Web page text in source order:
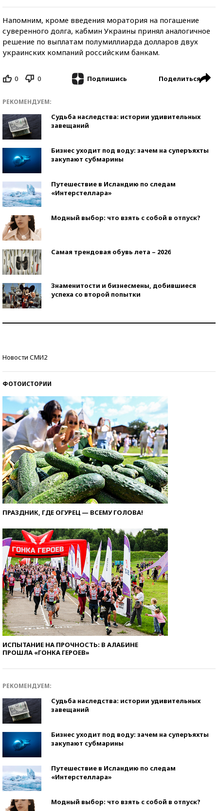
Напомним, кроме введения моратория на погашение
суверенного долга, кабмин Украины принял аналогичное
решение по выплатам полумиллиарда долларов двух
украинских компаний российским банкам.
0 0 Подпишись Поделиться
РЕКОМЕНДУЕМ:
Судьба наследства: истории удивительных
завещаний
Бизнес уходит под воду: зачем на суперъяхты
закупают субмарины
Путешествие в Исландию по следам
«Интерстеллара»
Модный выбор: что взять с собой в отпуск?
Самая трендовая обувь лета – 2026
Знаменитости и бизнесмены, добившиеся
успеха со второй попытки
Новости СМИ2
ФОТОИСТОРИИ
ПРАЗДНИК, ГДЕ ОГУРЕЦ — ВСЕМУ ГОЛОВА!
ИСПЫТАНИЕ НА ПРОЧНОСТЬ: В АЛАБИНЕ
ПРОШЛА «ГОНКА ГЕРОЕВ»
РЕКОМЕНДУЕМ:
Судьба наследства: истории удивительных
завещаний
Бизнес уходит под воду: зачем на суперъяхты
закупают субмарины
Путешествие в Исландию по следам
«Интерстеллара»
Модный выбор: что взять с собой в отпуск?